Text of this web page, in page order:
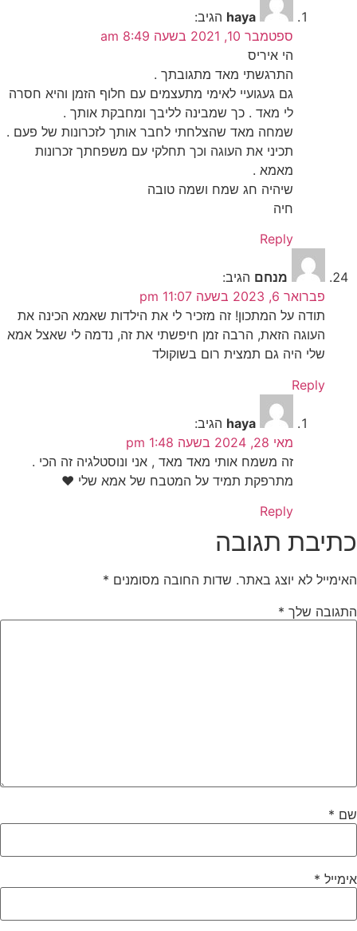
haya הגיב:
ספטמבר 10, 2021 בשעה 8:49 am
הי איריס
התרגשתי מאד מתגובתך .
גם געגועיי לאימי מתעצמים עם חלוף הזמן והיא חסרה
לי מאד . כך שמבינה לליבך ומחבקת אותך .
שמחה מאד שהצלחתי לחבר אותך לזכרונות של פעם .
תכיני את העוגה וכך תחלקי עם משפחתך זכרונות
מאמא .
שיהיה חג שמח ושמה טובה
חיה
Reply
מנחם הגיב:
פברואר 6, 2023 בשעה 11:07 pm
תודה על המתכון! זה מזכיר לי את הילדות שאמא הכינה את
העוגה הזאת, הרבה זמן חיפשתי את זה, נדמה לי שאצל אמא
שלי היה גם תמצית רום בשוקולד
Reply
haya הגיב:
מאי 28, 2024 בשעה 1:48 pm
זה משמח אותי מאד מאד , אני ונוסטלגיה זה הכי .
מתרפקת תמיד על המטבח של אמא שלי ❤️
Reply
כתיבת תגובה
האימייל לא יוצג באתר. שדות החובה מסומנים *
התגובה שלך *
שם *
אימייל *